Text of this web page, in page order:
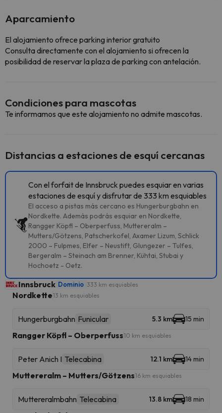
Aparcamiento
El alojamiento ofrece parking interior gratuito
Consulta directamente con el alojamiento si ofrecen la
posibilidad de reservar la plaza de parking con antelación.
Condiciones para mascotas
Te informamos que este alojamiento no admite mascotas.
Distancias a estaciones de esquí cercanas
Con el forfait de Innsbruck puedes esquiar en varias
estaciones de esquí y disfrutar de 333 km esquiables
El acceso a pistas más cercano es Hungerburgbahn en
Nordkette. Además podrás esquiar en Nordkette,
Rangger Köpfl – Oberperfuss, Muttereralm –
Mutters/Götzens, Patscherkofel, Axamer Lizum, Schlick
2000 – Fulpmes, Elfer – Neustift, Glungezer – Tulfes,
Bergeralm – Steinach am Brenner, Kühtai, Stubai y
Hochoetz - Oetz.
Innsbruck Dominio 333 km esquiables
Nordkette13 km esquiables
Hungerburgbahn Funicular 5.3 km 15 min
Rangger Köpfl – Oberperfuss10 km esquiables
Peter Anich I Telecabina 12.1 km 14 min
Muttereralm – Mutters/Götzens16 km esquiables
Muttereralmbahn Telecabina 13.8 km 18 min